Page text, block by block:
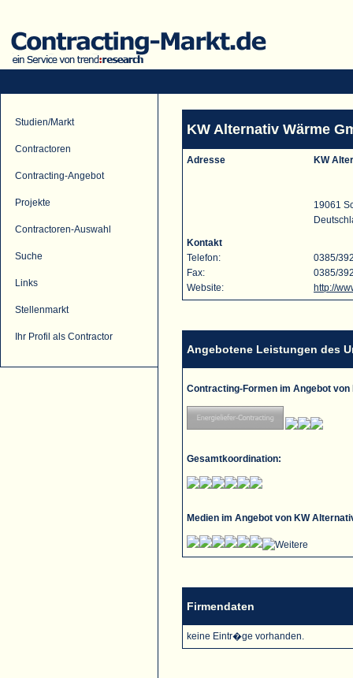
Studien/Markt
Contractoren
Contracting-Angebot
Projekte
Contractoren-Auswahl
Suche
Links
Stellenmarkt
Ihr Profil als Contractor
KW Alternativ Wärme
Adresse KW
19061
Kontakt
Telefon:
Fax:
Website:
0385/
0385/
http://
Angebotene Leistungen des
Contracting-Formen im Angebot
Gesamtkoordination:
Medien im Angebot von KW
Firmendaten
keine Eintr�ge vorhanden.